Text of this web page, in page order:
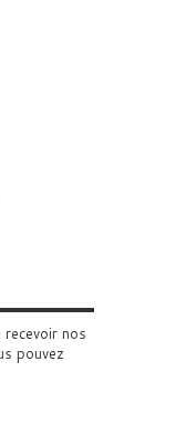
nos
pouvez